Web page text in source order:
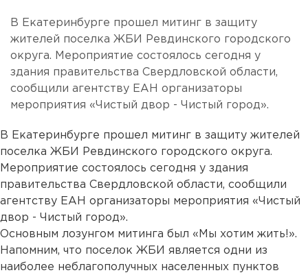
В Екатеринбурге прошел митинг в защиту
жителей поселка ЖБИ Ревдинского городского
округа. Мероприятие состоялось сегодня у
здания правительства Свердловской области,
сообщили агентству ЕАН организаторы
мероприятия «Чистый двор - Чистый город».
В Екатеринбурге прошел митинг в защиту жителей
поселка ЖБИ Ревдинского городского округа.
Мероприятие состоялось сегодня у здания
правительства Свердловской области, сообщили
агентству ЕАН организаторы мероприятия «Чистый
двор - Чистый город».
Основным лозунгом митинга был «Мы хотим жить!».
Напомним, что поселок ЖБИ является одни из
наиболее неблагополучных населенных пунктов